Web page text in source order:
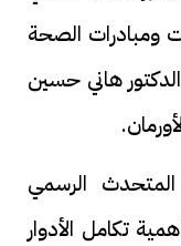
ومبادرات الصحة
هاني حسين
الرسمي
تكامل الأدوار